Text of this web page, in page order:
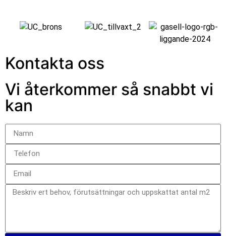
Kontakta oss
Vi återkommer så snabbt vi
kan